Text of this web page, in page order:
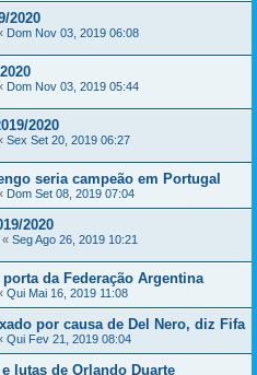
2020
Dom Nov 03, 2019 06:08
Dom Nov 03, 2019 05:44
2020
Sex Set 20, 2019 06:27
seria campeão em Portugal
Dom Set 08, 2019 07:04
2020
« Seg Ago 26, 2019 10:21
da Federação Argentina
Qui Mai 16, 2019 11:08
por causa de Del Nero, diz Fifa
Qui Fev 21, 2019 08:04
lutas de Orlando Duarte